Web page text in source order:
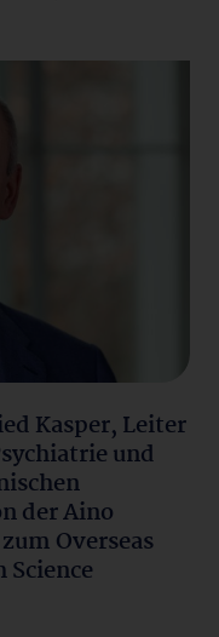
Kasper, Leiter
und
der Aino
Overseas